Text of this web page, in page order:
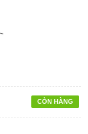
CÒN HÀNG